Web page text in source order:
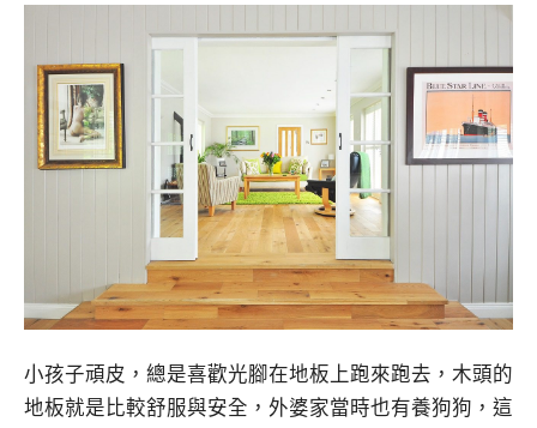
小孩子頑皮，總是喜歡光腳在地板上跑來跑去，木頭的
地板就是比較舒服與安全，外婆家當時也有養狗狗，這